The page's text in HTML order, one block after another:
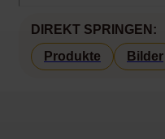
DIREKT SPRINGEN:
Produkte
Bilder